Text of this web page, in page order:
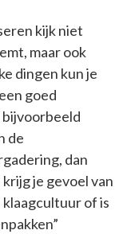
kijk niet
maar ook
dingen kun je
goed
de
dan
je gevoel van
of is